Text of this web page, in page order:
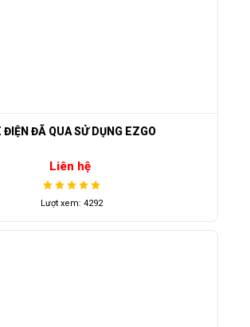
ĐIỆN ĐÃ QUA SỬ DỤNG EZGO
Liên hệ
Lượt xem: 4292